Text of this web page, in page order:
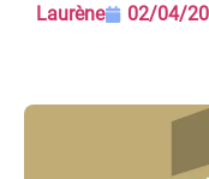
Laurène 02/04/